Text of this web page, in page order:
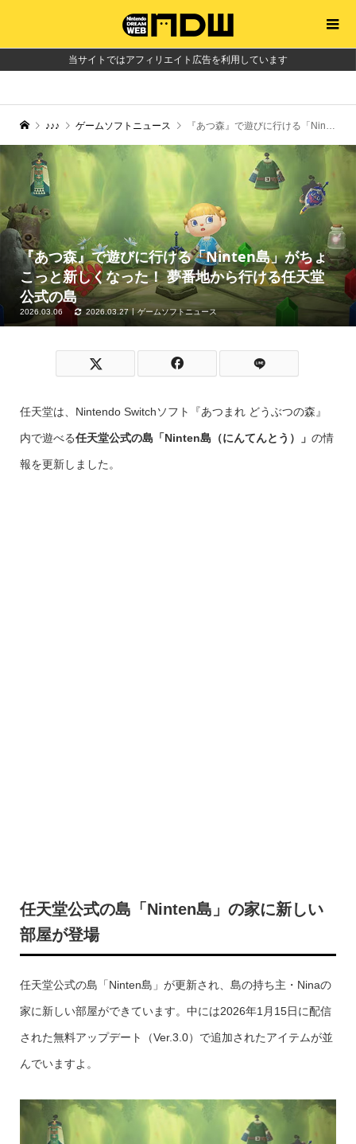
当サイトではアフィリエイト広告を利用しています
♪♪♪ ゲームソフトニュース 『あつ森』で遊びに行ける「Ninten島」がちょこっと新しくなった！ 夢番地から行ける任天堂公式の島
『あつ森』で遊びに行ける「Ninten島」がちょ
こっと新しくなった！ 夢番地から行ける任天堂
公式の島
2026.03.06 2026.03.27 ゲームソフトニュース
任天堂は、Nintendo Switchソフト『あつまれ どうぶつの森』
内で遊べる任天堂公式の島「Ninten島（にんてんとう）」 の情
報を更新しました。
任天堂公式の島「Ninten島」の家に新しい
部屋が登場
任天堂公式の島「Ninten島」が更新され、島の持ち主・Ninaの
家に新しい部屋ができています。中には2026年1月15日に配信
された無料アップデート（Ver.3.0）で追加されたアイテムが並
んでいますよ。